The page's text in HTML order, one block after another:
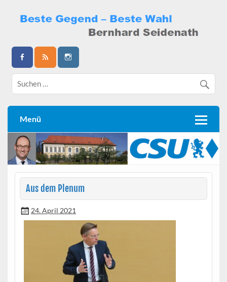
content
Bernhard Seidenath
Menü
Aus dem Plenum
24. April 2021